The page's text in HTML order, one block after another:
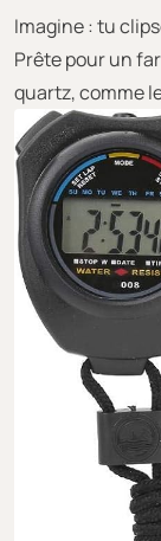
Imagine : tu
Prête pour un
quartz, comme